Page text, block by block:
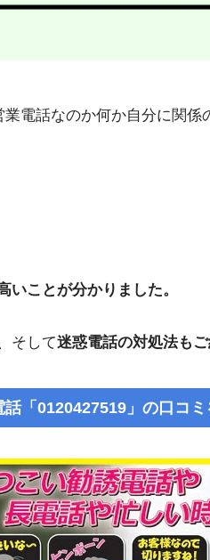
電話なのか何か自分に関
ことが分かりました。
そして迷惑電話の対処法も
話「0120427519」の口コ